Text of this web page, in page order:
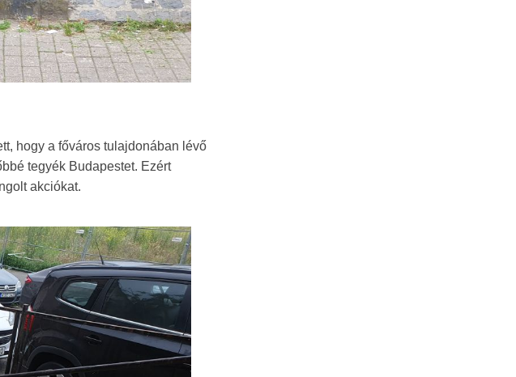
hogy a főváros tulajdonában lévő
tegyék Budapestet. Ezért
akciókat.